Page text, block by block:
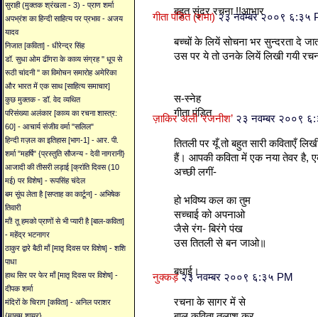
सुराही (मुक्तक श्रंखला - 3) - प्राण शर्मा
अपभ्रंश का हिन्दी साहित्य पर प्रभाव - अजय
यादव
निजात [कविता] - धीरेन्द्र सिंह
डॉ. सुधा ओम ढींगरा के काव्य संग्रह '' धूप से
रूठी चांदनी '' का विमोचन समारोह अमेरिका
और भारत में एक साथ [साहित्य समाचार]
कुछ मुक्तक - डॉ. वेद व्यथित
परिसंख्या अलंकार [काव्य का रचना शास्त्र:
60] - आचार्य संजीव वर्मा "सलिल"
हिन्दी ग़ज़ल का इतिहास [भाग-1] - आर. पी.
शर्मा "महर्षि" {प्रस्तुति सौजन्य - देवी नागरानी}
आजादी की तीसरी लड़ाई [क्रांति दिवस (10
मई) पर विशेष] - रूपसिंह चंदेल
बम सूंघ लेता है [सप्ताह का कार्टून] - अभिषेक
तिवारी
माँ! तू हमको प्राणों से भी प्यारी है [बाल-कविता]
- महेंद्र भटनागर
ठाकुर द्वारे बैठी माँ [मातृ दिवस पर विशेष] - शशि
पाधा
हाथ सिर पर फेर माँ [मातृ दिवस पर विशेष] -
दीपक शर्मा
मंदिरों के चिराग [कविता] - अनिल पराशर
बहुत सुंदर रचना !!आभार
गीता पंडित (शमा) २३ नवम्बर २००९ ६:३५
बच्चों के लियें सोचना भर सुन्दरता दे
उस पर ये तो उनके लियें लिखी गयी
स-स्नेह
गीता पंडित
ज़ाकिर अली ‘रजनीश’ २३ नवम्बर २००९
तितली पर यूँ तो बहुत सारी कविताएँ
हैं। आपकी कविता में एक नया तेवर है,
अच्छी लगीं-
हो भविष्य कल का तुम
सच्चाई को अपनाओ
जैसे रंग- बिरंगे पंख
उस तितली से बन जाओ॥
बधाई।
नुक्‍कड़ २३ नवम्बर २००९ ६:३५ PM
रचना के सागर में से